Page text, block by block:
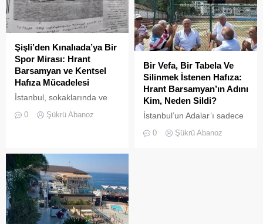
Şişli’den Kınalıada’ya Bir
Spor Mirası: Hrant
Barsamyan ve Kentsel
Hafıza Mücadelesi
İstanbul, sokaklarında ve
yüzyıllardır biriktirdiği çok
mekânıdır.
0 Şükrü Abanoz
Bir Vefa, Bir Tabela Ve
Silinmek İstenen Hafıza:
Hrant Barsamyan’ın Adını
Kim, Neden Sildi?
İstanbul’un Adalar’ı sadece
yazlıkçıların nefes aldığı
0 Şükrü Abanoz